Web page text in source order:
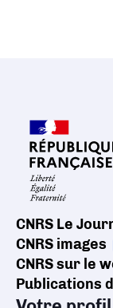
CNRS Le
CNRS images
CNRS sur le
Publications